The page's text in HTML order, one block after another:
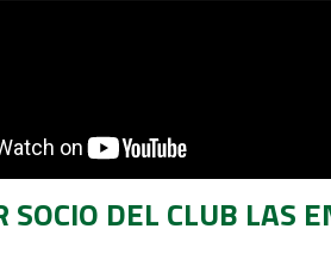
SOCIO DEL CLUB LAS